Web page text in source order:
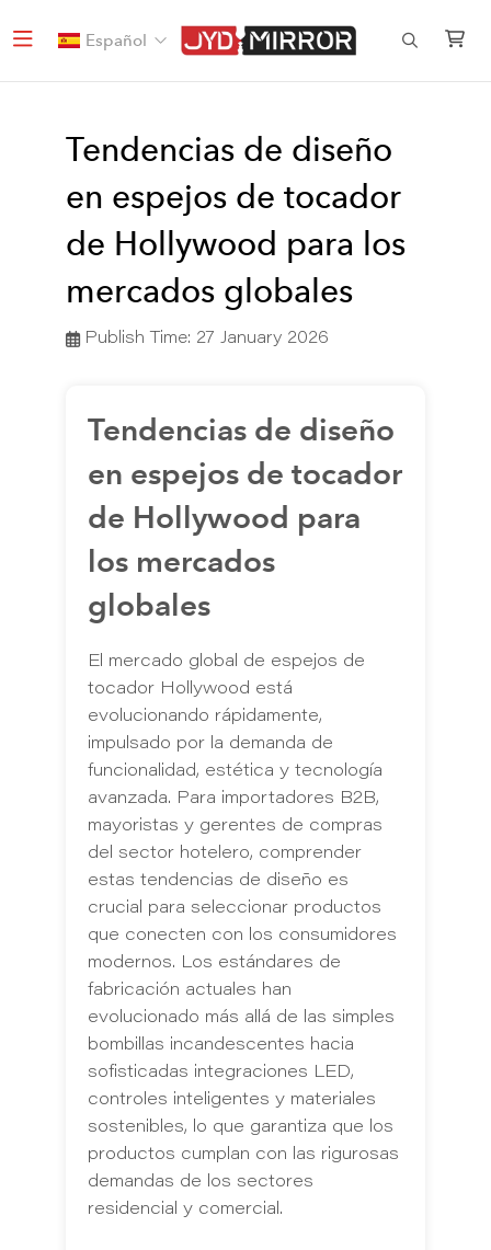
Español
Tendencias de diseño
en espejos de tocador
de Hollywood para los
mercados globales
Publish Time: 27 January 2026
Tendencias de diseño
en espejos de tocador
de Hollywood para
los mercados
globales
El mercado global de espejos de
tocador Hollywood está
evolucionando rápidamente,
impulsado por la demanda de
funcionalidad, estética y tecnología
avanzada. Para importadores B2B,
mayoristas y gerentes de compras
del sector hotelero, comprender
estas tendencias de diseño es
crucial para seleccionar productos
que conecten con los consumidores
modernos. Los estándares de
fabricación actuales han
evolucionado más allá de las simples
bombillas incandescentes hacia
sofisticadas integraciones LED,
controles inteligentes y materiales
sostenibles, lo que garantiza que los
productos cumplan con las rigurosas
demandas de los sectores
residencial y comercial.